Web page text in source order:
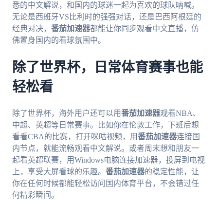
悉的中文解说，和国内的球迷一起为喜欢的球队呐喊。
无论是西班牙VS比利时的强强对话，还是巴西阿根廷的
经典对决， 番茄加速器都能让你同步观看中文直播，仿
佛置身国内的看球氛围中。
除了世界杯，日常体育赛事也能
轻松看
除了世界杯，海外用户还可以用番茄加速器观看NBA、
中超、英超等日常赛事。比如你在伦敦工作，下班后想
看看CBA的比赛，打开咪咕视频，用番茄加速器连接国
内节点，就能流畅观看中文解说。或者周末想和朋友一
起看英超联赛，用Windows电脑连接加速器，投屏到电视
上，享受大屏看球的乐趣。 番茄加速器的稳定性能，让
你在任何时候都能轻松访问国内体育平台，不会错过任
何精彩瞬间。